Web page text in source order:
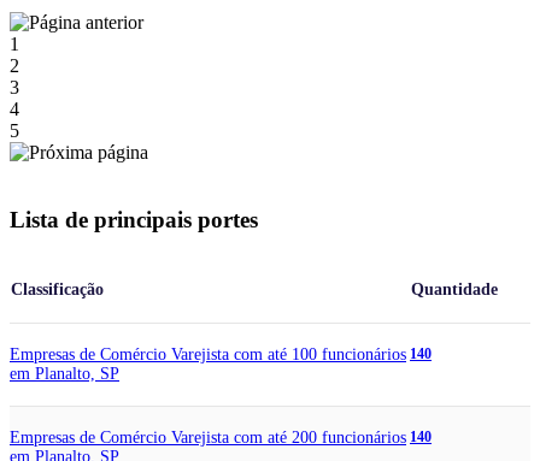
1
2
3
4
5
Lista de principais portes
Classificação Quantidade
Empresas de Comércio Varejista com até 100 funcionários
em Planalto, SP
140
Empresas de Comércio Varejista com até 200 funcionários
em Planalto, SP
140